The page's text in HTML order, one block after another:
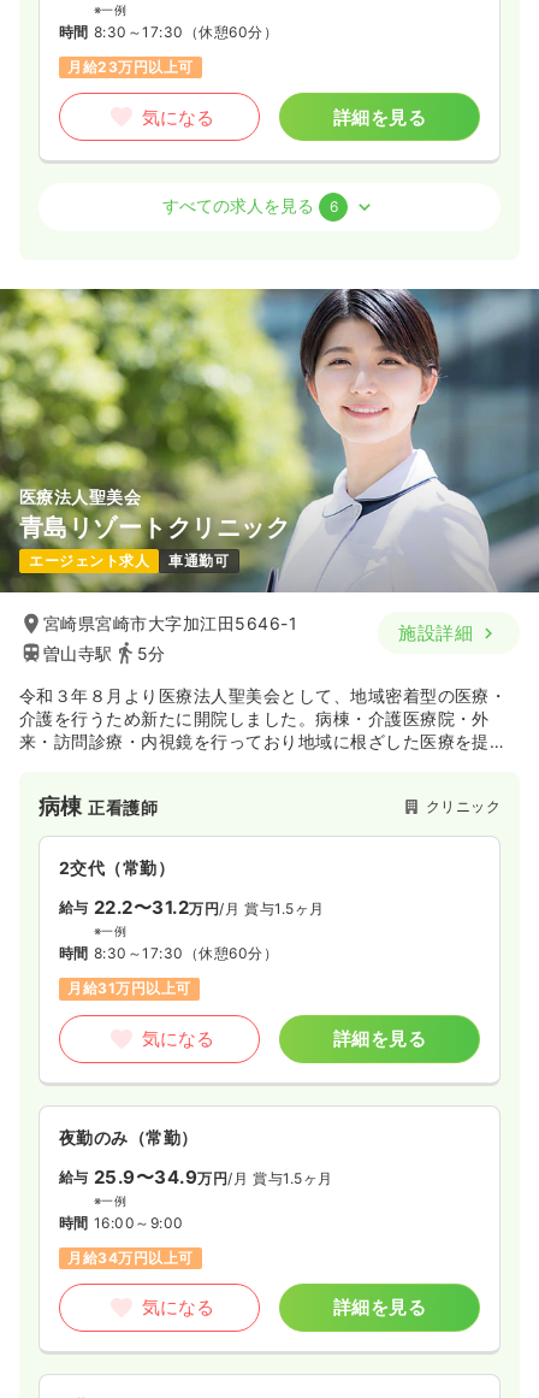
※一例
時間 8:30～17:30 （休憩60分）
月給23万円以上可
気になる 詳細を見る
給与 17.8〜21.8 万円 賞与3.85ヶ月
※一例
時間 7:50～16:50（休憩60分）
日祝休み
月給21万円以上可
気になる 詳細を見る
日勤のみ（パート） 一時募集休止
給与 時給1,150円〜
時間 7:50～16:50（休憩60分）
日祝休み
時給1,100円以上可
気になる 詳細を見る
給与 19.8〜23.8
時間 7:50～16:50（休憩60分）
日祝休み
月給23万円以上可
気になる
一時募集休止
給与 時給1,150円〜
日祝休み
気になる
内視鏡正看護師 一般病院
すべての求人を見る 6
医療法人聖美会
青島リゾートクリニック
エージェント求人 車通勤可
宮崎県宮崎市大字加江田5646-1
曽山寺駅
5分
施設詳細
令和３年８月より医療法人聖美会として、地域密着型の医療・
介護を行うため新たに開院しました。病棟・介護医療院・外
来・訪問診療・内視鏡を行っており地域に根ざした医療を提供
病棟正看護師 クリニック
2交代（常勤）
給与 22.2〜31.2万円/月 賞与1.5ヶ月
※一例
時間 8:30～17:30 （休憩60分）
月給31万円以上可
気になる 詳細を見る
夜勤のみ（常勤）
給与 25.9〜34.9万円/月 賞与1.5ヶ月
※一例
時間 16:00～9:00
月給34万円以上可
気になる 詳細を見る